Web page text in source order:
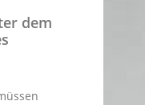
dem